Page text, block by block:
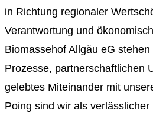
in Richtung regionaler
Verantwortung und
Biomassehof Allgäu eG
Prozesse, partnerschaftlichen
gelebtes Miteinander mit
Poing sind wir als